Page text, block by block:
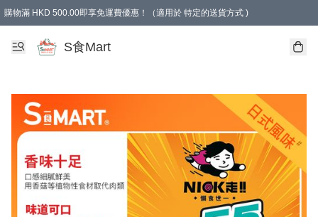
購物滿 HKD 500.00即享免運費優惠！（適用於 特定的送貨方式 )
S食Mart